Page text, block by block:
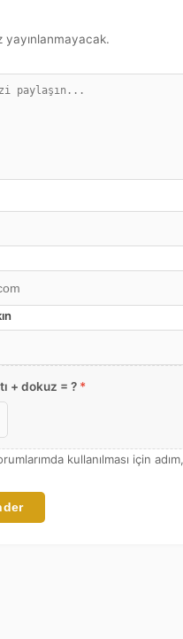
yayınlanmayacak.
+ dokuz = ? *
kullanılması için